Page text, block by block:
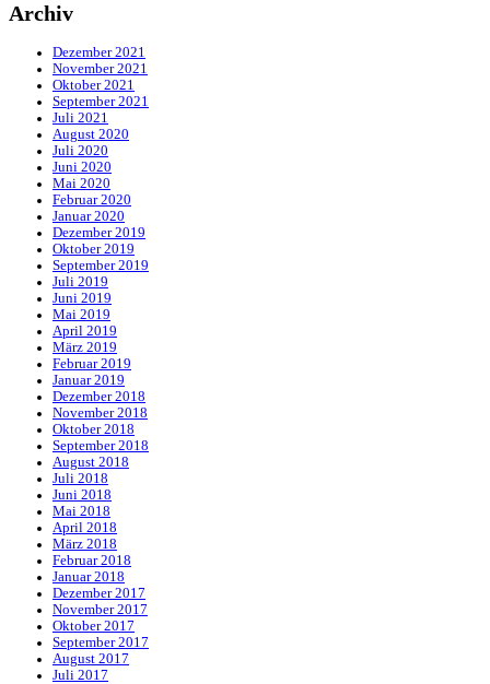
Archiv
Dezember 2021
November 2021
Oktober 2021
September 2021
Juli 2021
August 2020
Juli 2020
Juni 2020
Mai 2020
Februar 2020
Januar 2020
Dezember 2019
Oktober 2019
September 2019
Juli 2019
Juni 2019
Mai 2019
April 2019
März 2019
Februar 2019
Januar 2019
Dezember 2018
November 2018
Oktober 2018
September 2018
August 2018
Juli 2018
Juni 2018
Mai 2018
April 2018
März 2018
Februar 2018
Januar 2018
Dezember 2017
November 2017
Oktober 2017
September 2017
August 2017
Juli 2017